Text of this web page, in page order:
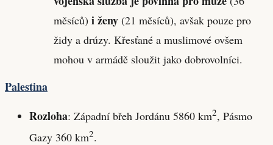
měsíců) i ženy (21 měsíců), avšak pouze pro
židy a drúzy. Křesťané a muslimové ovšem
mohou v armádě sloužit jako dobrovolníci.
Palestina
Rozloha: Západní břeh Jordánu 5860 km2, Pásmo
Gazy 360 km2.